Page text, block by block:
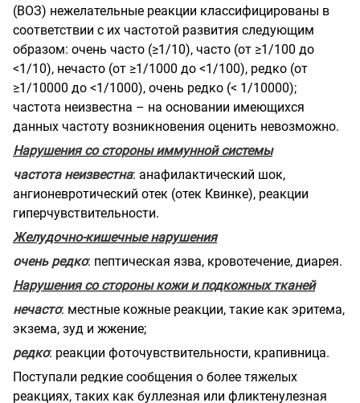
(ВОЗ) нежелательные реакции классифицированы в
соответствии с их частотой развития следующим
образом: очень часто (≥1/10), часто (от ≥1/100 до
<1/10), нечасто (от ≥1/1000 до <1/100), редко (от
≥1/10000 до <1/1000), очень редко (< 1/10000);
частота неизвестна – на основании имеющихся
данных частоту возникновения оценить невозможно.
Нарушения со стороны иммунной системы
частота неизвестна: анафилактический шок,
ангионевротический отек (отек Квинке), реакции
гиперчувствительности.
Желудочно-кишечные нарушения
очень редко: пептическая язва, кровотечение, диарея.
Нарушения со стороны кожи и подкожных тканей
нечасто: местные кожные реакции, такие как эритема,
экзема, зуд и жжение;
редко: реакции фоточувствительности, крапивница.
Поступали редкие сообщения о более тяжелых
реакциях, таких как буллезная или фликтенулезная